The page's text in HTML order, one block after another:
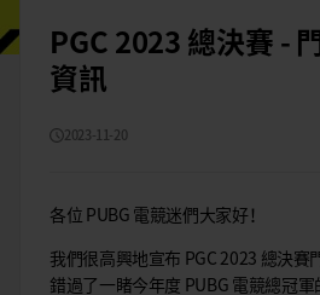
PGC 2023 總決賽 -
資訊
2023-11-20
各位 PUBG 電競迷們大家好！
我們很高興地宣布 PGC 2023 總決賽
錯過了一睹今年度 PUBG 電競總冠軍